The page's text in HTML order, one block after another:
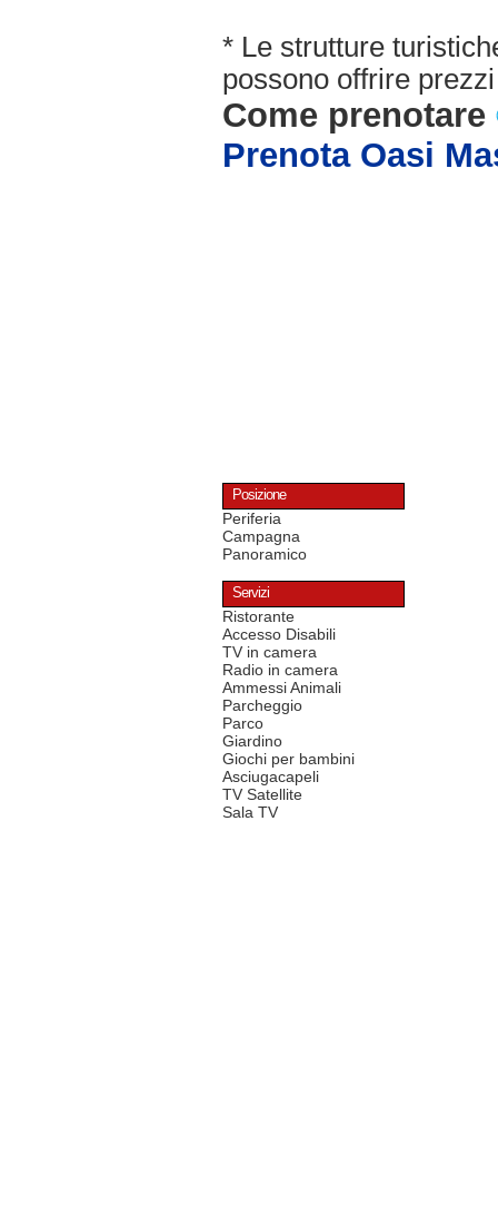
* Le strutture
possono offrire
Come prenotare
Prenota Oasi
Posizione
Periferia
Campagna
Panoramico
Servizi
Ristorante
Accesso Disabili
TV in camera
Radio in camera
Ammessi Animali
Parcheggio
Parco
Giardino
Giochi per bambini
Asciugacapeli
TV Satellite
Sala TV